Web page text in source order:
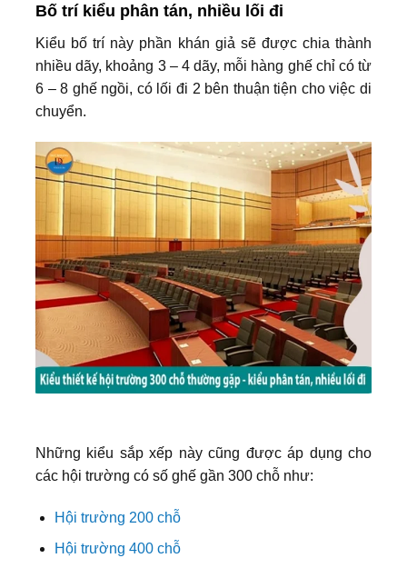
Bố trí kiểu phân tán, nhiều lối đi
Kiểu bố trí này phần khán giả sẽ được chia thành
nhiều dãy, khoảng 3 – 4 dãy, mỗi hàng ghế chỉ có từ
6 – 8 ghế ngồi, có lối đi 2 bên thuận tiện cho việc di
chuyển.
Những kiểu sắp xếp này cũng được áp dụng cho
các hội trường có số ghế gần 300 chỗ như:
Hội trường 200 chỗ
Hội trường 400 chỗ